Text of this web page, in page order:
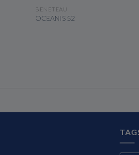
VOIR LE BATEAU
BENETEAU
OCEANIS 52